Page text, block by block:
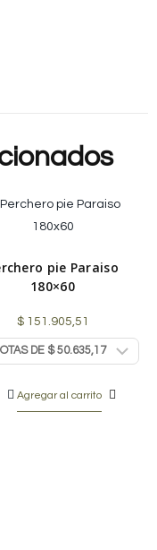
pie Paraiso
180×60
$151.905,51
Agregar al carrito